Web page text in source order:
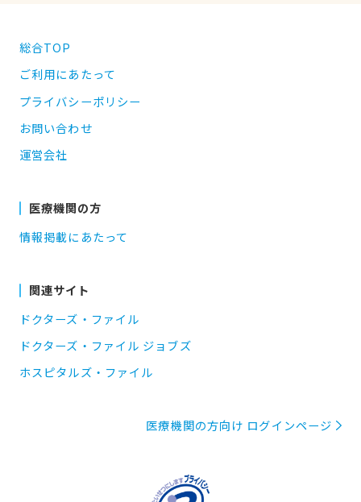
総合TOP
ご利用にあたって
プライバシーポリシー
お問い合わせ
運営会社
医療機関の方
情報掲載にあたって
関連サイト
ドクターズ・ファイル
ドクターズ・ファイル ジョブズ
ホスピタルズ・ファイル
医療機関の方向け ログインページ